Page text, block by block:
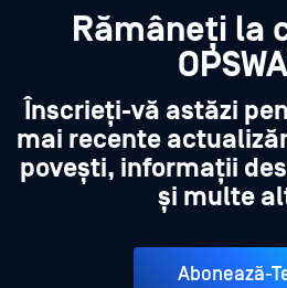
Rămâneți la
Înscrieți-vă astăzi
mai recente
povești, informații
și multe
Abonează-